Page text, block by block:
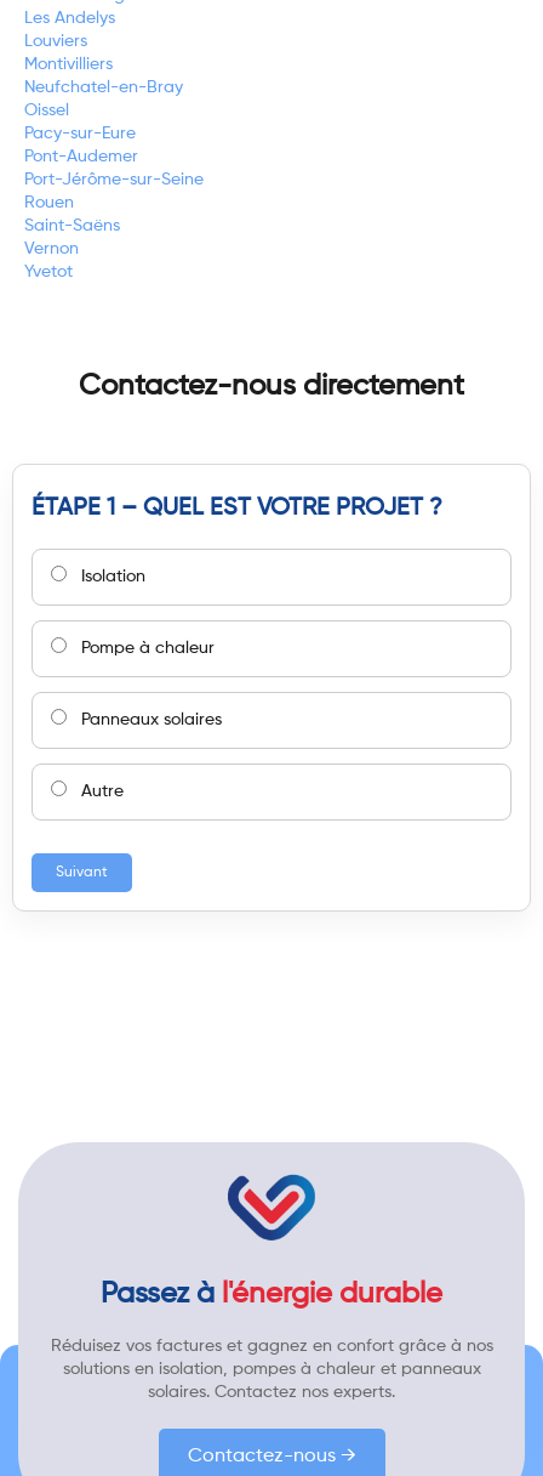
Les Andelys
Louviers
Montivilliers
Neufchatel-en-Bray
Oissel
Pacy-sur-Eure
Pont-Audemer
Port-Jérôme-sur-Seine
Rouen
Saint-Saëns
Vernon
Yvetot
Contactez-nous directement
ÉTAPE 1 – QUEL EST VOTRE PROJET ?
Isolation
Pompe à chaleur
Panneaux solaires
Autre
Suivant
Passez à l'énergie durable
Réduisez vos factures et gagnez en confort grâce à nos
solutions en isolation, pompes à chaleur et panneaux
solaires. Contactez nos experts.
Contactez-nous →